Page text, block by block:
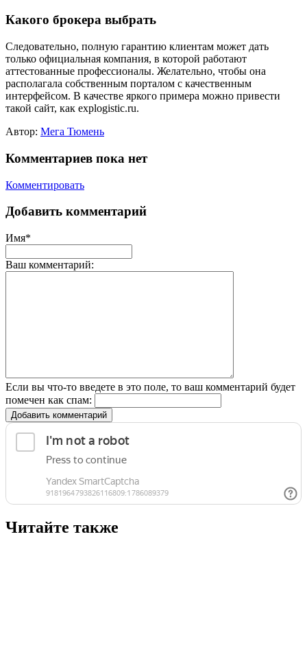
Какого брокера выбрать
Следовательно, полную гарантию клиентам может дать
только официальная компания, в которой работают
аттестованные профессионалы. Желательно, чтобы она
располагала собственным порталом с качественным
интерфейсом. В качестве яркого примера можно привести
такой сайт, как explogistic.ru.
Автор: Мега Тюмень
Комментариев пока нет
Комментировать
Добавить комментарий
Имя*
Ваш комментарий:
Если вы что-то введете в это поле, то ваш комментарий будет
помечен как спам:
Добавить комментарий
Читайте также